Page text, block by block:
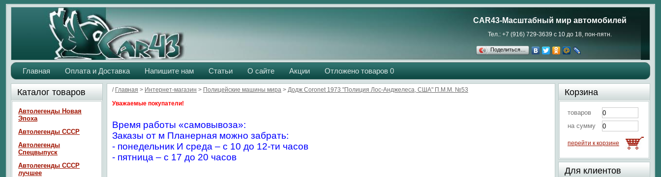
CAR43-Масштабный мир автомобилей
Тел.: +7 (916) 729-3639 с 10 до 18, пон-пятн.
Поделиться…
Главная Оплата и Доставка Напишите нам Статьи О сайте Акции Отложено товаров 0
/ Главная > Интернет-магазин > Полицейские машины мира > Додж Coronet 1973 "Полиция Лос-Анджелеса, США" П.М.М. №53
Уважаемые покупатели!
Время работы «самовывоза»:
Заказы от м Планерная можно забрать:
- понедельник И среда – с 10 до 12-ти часов
- пятница – с 17 до 20 часов
Каталог товаров
Автолегенды Новая
Эпоха
Автолегенды СССР
Автолегенды
Спецвыпуск
Автолегенды СССР
лучшее
Корзина
товаров
на сумму
перейти к корзине
Для клиентов